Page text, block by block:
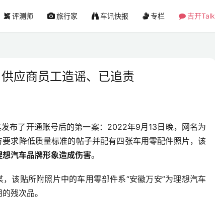
评测师 旅行家 车讯快报 专栏 吉开Talk
应商员工造谣、已追责
布了开通账号后的第一案：2022年9月13日晚，网名为
求降低质量标准的帖子并配有四张车用零配件照片，该
汽车品牌形象造成伤害。
该贴所附照片中的车用零部件系“安徽万安”为理想汽车
残次品。